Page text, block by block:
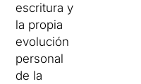
escritura y
la propia
evolución
personal
de la